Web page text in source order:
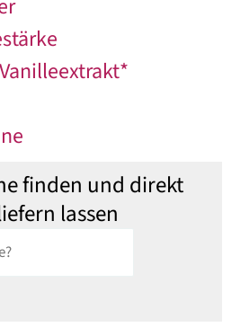
Vanilleextrakt*
finden und direkt
lassen